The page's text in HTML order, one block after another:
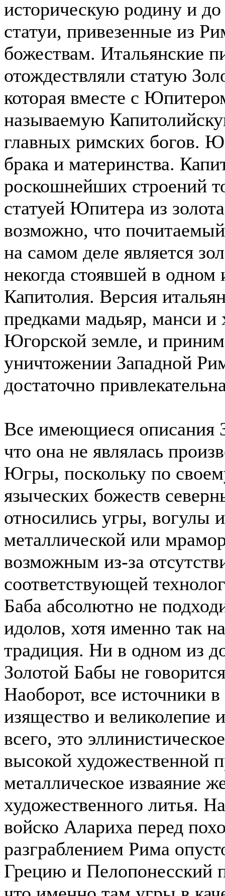
историческую родину и
статуи, привезенные из
божествам. Итальянские
отождествляли статую
которая вместе с
называемую
главных римских богов.
брака и материнства.
роскошнейших строений
статуей Юпитера из
возможно, что
на самом деле является
некогда стоявшей в
Капитолия. Версия
предками мадьяр, манси и
Югорской земле, и
уничтожении Западной
достаточно
Все имеющиеся описания
что она не являлась
Югры, поскольку по
языческих божеств
относились угры, вогулы
металлической или
возможным из-за
соответствующей
Баба абсолютно не
идолов, хотя именно так
традиция. Ни в одном из
Золотой Бабы не
Наоборот, все источники
изящество и великолепие
всего, это
высокой художественной
металлическое изваяние
художественного литья.
войско Алариха перед
разграблением Рима
Грецию и Пелопонесский